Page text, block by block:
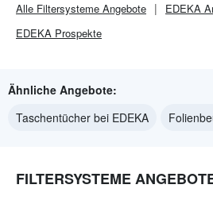
Alle Filtersysteme Angebote EDEKA
EDEKA Prospekte
Ähnliche Angebote:
Taschentücher bei EDEKA
FILTERSYSTEME